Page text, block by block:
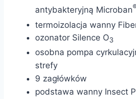
antybakteryjną Microban
termoizolacja wanny
ozonator Silence O3
osobna pompa
strefy
9 zagłówków
podstawa wanny Insect